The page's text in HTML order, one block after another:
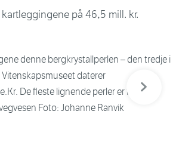
på 46,5 mill. kr.
denne bergkrystallperlen – den tredje i
daterer
De fleste lignende perler er funnet i
Foto: Johanne Ranvik